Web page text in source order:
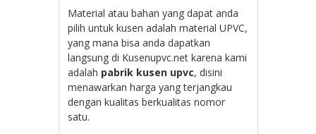
Material atau bahan yang dapat anda
pilih untuk kusen adalah material UPVC,
yang mana bisa anda dapatkan
langsung di Kusenupvc.net karena kami
adalah pabrik kusen upvc, disini
menawarkan harga yang terjangkau
dengan kualitas berkualitas nomor
satu.